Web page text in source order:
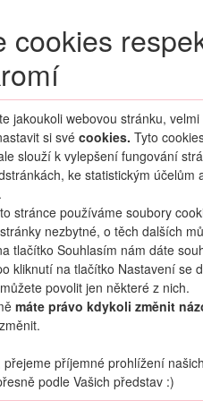
Přihlášení
cookies
jakoukoli webovou stránku,
si své cookies. Tyto
slouží k vylepšení fungování
ke statistickým účelům
stránce používáme soubory
nezbytné, o těch dalších
tlačítko Souhlasím nám dáte
kliknutí na tlačítko Nastavení se
povolit jen některé z nich.
máte právo kdykoli změnit
přejeme příjemné prohlížení
podle Vašich představ :)
CLUB
HLEDAT